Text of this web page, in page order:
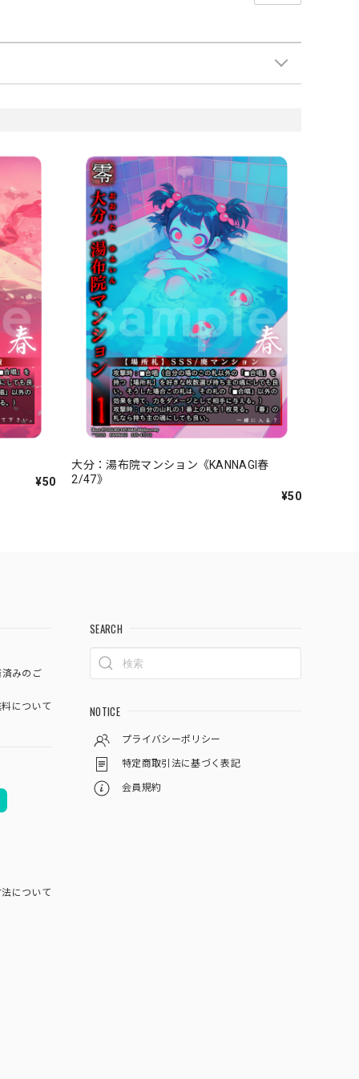
¥50
大分：湯布院マンション《KANNAGI春
2/47》
¥50
みのご
について
について
SEARCH
NOTICE
プライバシーポリシー
特定商取引法に基づく表記
会員規約